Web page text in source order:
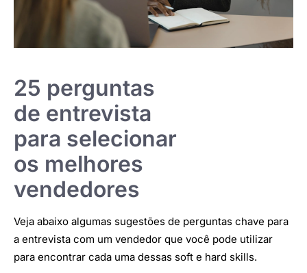
25 perguntas
de entrevista
para selecionar
os melhores
vendedores
Veja abaixo algumas sugestões de perguntas chave para
a entrevista com um vendedor que você pode utilizar
para encontrar cada uma dessas soft e hard skills.